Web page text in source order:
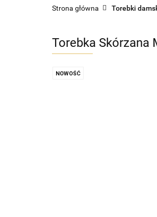
Strona główna Torebki
Torebka Skórzana
NOWOŚĆ